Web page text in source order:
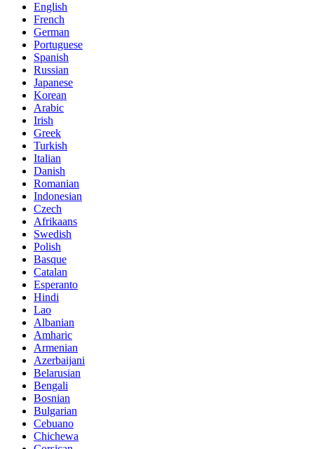
English
French
German
Portuguese
Spanish
Russian
Japanese
Korean
Arabic
Irish
Greek
Turkish
Italian
Danish
Romanian
Indonesian
Czech
Afrikaans
Swedish
Polish
Basque
Catalan
Esperanto
Hindi
Lao
Albanian
Amharic
Armenian
Azerbaijani
Belarusian
Bengali
Bosnian
Bulgarian
Cebuano
Chichewa